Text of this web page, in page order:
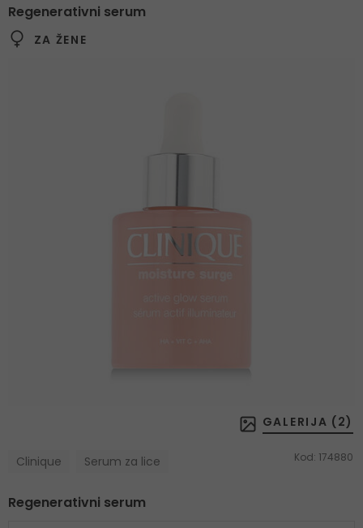
Regenerativni serum
ZA ŽENE
GALERIJA ( 2)
Clinique Serum za lice Kod: 174880
Regenerativni serum